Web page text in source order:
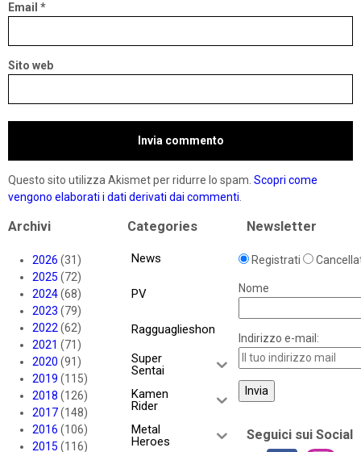
Email *
Sito web
Questo sito utilizza Akismet per ridurre lo spam. Scopri come
vengono elaborati i dati derivati dai commenti.
Archivi
2026 (31)
2025 (72)
2024(68)
2023 (79)
2022(62)
2021 (71)
2020 (91)
2019 (115)
2018 (126)
2017(148)
2016 (106)
2015 (116)
Categories
News
PV
Ragguaglieshon
Super
Sentai
Kamen
Rider
Metal
Heroes
Newsletter
Registrati
Nome
Indirizzo e-mail:
Seguici sui Social